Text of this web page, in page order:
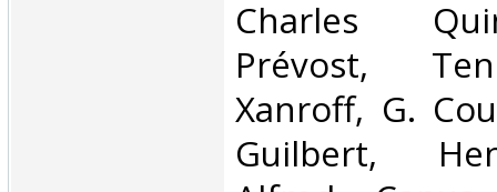
Charles
Prévost,
Xanroff, G.
Guilbert,